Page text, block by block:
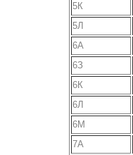
5К
5Л
6А
6З
6К
6Л
6М
7А